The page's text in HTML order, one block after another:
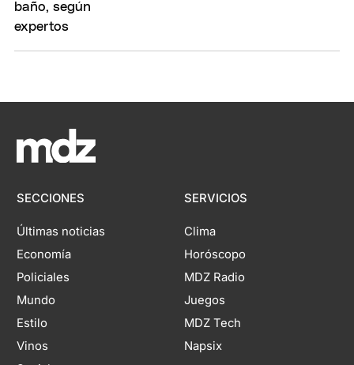
SECCIONES
Últimas noticias
Economía
Policiales
Mundo
Estilo
Vinos
SERVICIOS
Clima
Horóscopo
MDZ Radio
Juegos
MDZ Tech
Napsix